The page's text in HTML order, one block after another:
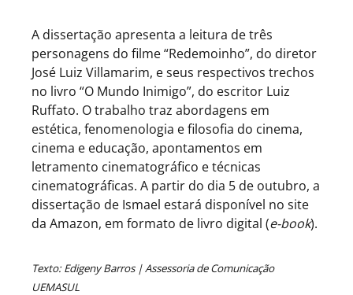
A dissertação apresenta a leitura de três
personagens do filme “Redemoinho”, do diretor
José Luiz Villamarim, e seus respectivos trechos
no livro “O Mundo Inimigo”, do escritor Luiz
Ruffato. O trabalho traz abordagens em
estética, fenomenologia e filosofia do cinema,
cinema e educação, apontamentos em
letramento cinematográfico e técnicas
cinematográficas. A partir do dia 5 de outubro, a
dissertação de Ismael estará disponível no site
da Amazon, em formato de livro digital (e-book).
Texto: Edigeny Barros |Assessoria de Comunicação
UEMASUL